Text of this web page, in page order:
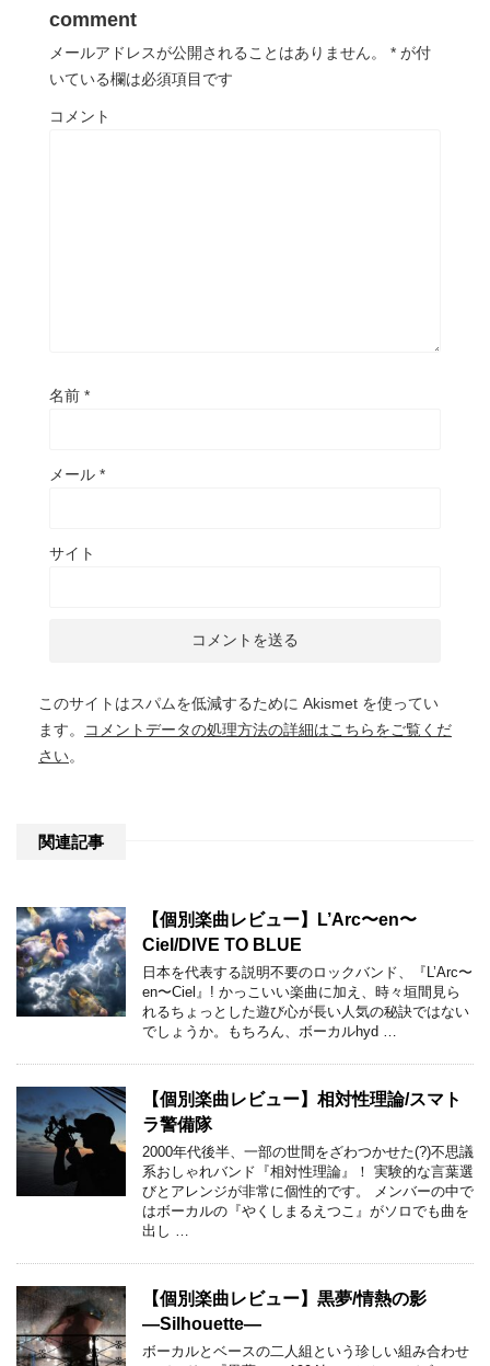
comment
メールアドレスが公開されることはありません。 * が付
いている欄は必須項目です
コメント
名前 *
メール *
サイト
このサイトはスパムを低減するために Akismet を使ってい
ます。
コメントデータの処理方法の詳細はこちらをご覧くだ
さい。
関連記事
【個別楽曲レビュー】L’Arc〜en〜
Ciel/DIVE TO BLUE
日本を代表する説明不要のロックバンド、『L’Arc〜
en〜Ciel』! かっこいい楽曲に加え、時々垣間見ら
れるちょっとした遊び心が長い人気の秘訣ではない
でしょうか。もちろん、ボーカルhyd …
【個別楽曲レビュー】相対性理論/スマト
ラ警備隊
2000年代後半、一部の世間をざわつかせた(?)不思議
系おしゃれバンド『相対性理論』！ 実験的な言葉選
びとアレンジが非常に個性的です。 メンバーの中で
はボーカルの『やくしまるえつこ』がソロでも曲を
出し …
【個別楽曲レビュー】黒夢/情熱の影
―Silhouette―
ボーカルとベースの二人組という珍しい組み合わせ